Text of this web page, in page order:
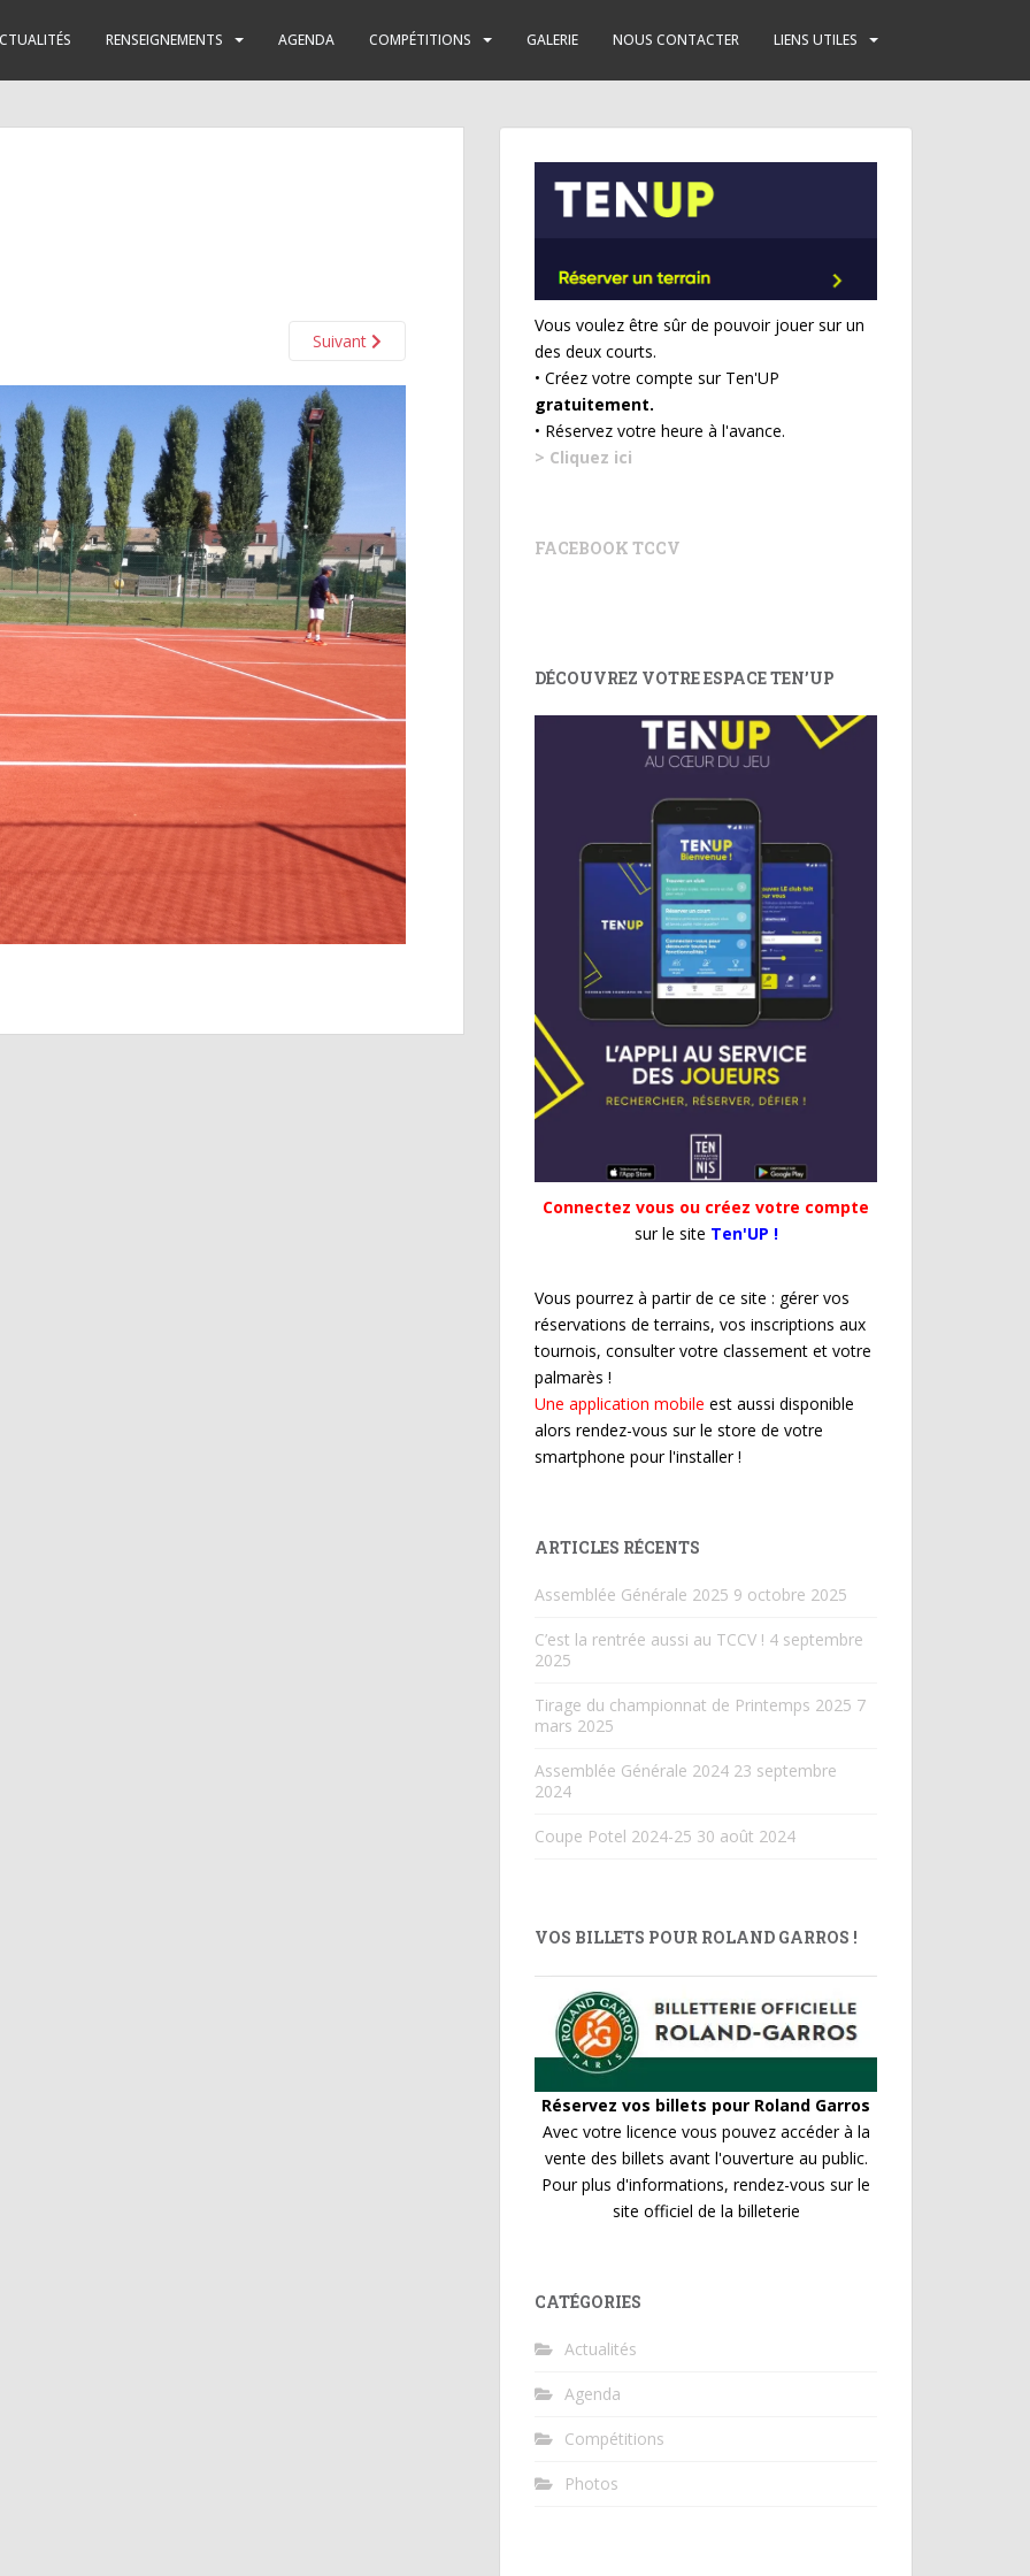
RENSEIGNEMENTS AGENDA COMPÉTITIONS GALERIE NOUS CONTACTER LIENS UTILES
Suivant
Vous voulez être sûr de pouvoir jouer sur un
des deux courts.
• Créez votre compte sur Ten'UP
gratuitement.
• Réservez votre heure à l'avance.
> Cliquez ici
FACEBOOK TCCV
DÉCOUVREZ VOTRE ESPACE TEN’UP
Connectez vous ou créez votre compte
sur le site Ten'UP !
Vous pourrez à partir de ce site : gérer vos
réservations de terrains, vos inscriptions aux
tournois, consulter votre classement et votre
palmarès !
Une application mobile est aussi disponible
alors rendez-vous sur le store de votre
smartphone pour l'installer !
ARTICLES RÉCENTS
Assemblée Générale 2025 9 octobre 2025
C’est la rentrée aussi au TCCV ! 4 septembre
2025
Tirage du championnat de Printemps 2025 7
mars 2025
Assemblée Générale 2024 23 septembre
2024
Coupe Potel 2024-25 30 août 2024
VOS BILLETS POUR ROLAND GARROS !
Réservez vos billets pour Roland Garros
Avec votre licence vous pouvez accéder à la
vente des billets avant l'ouverture au public.
Pour plus d'informations, rendez-vous sur le
site officiel de la billeterie
CATÉGORIES
Actualités
Agenda
Compétitions
Photos